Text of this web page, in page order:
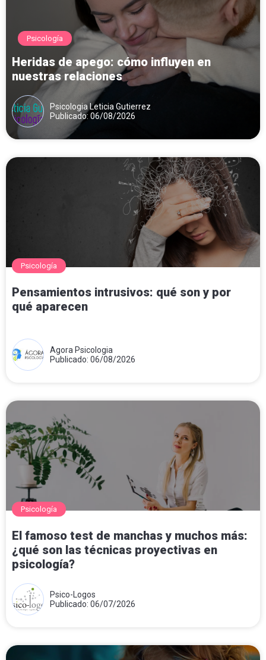
Psicología
Heridas de apego: cómo influyen en
nuestras relaciones
Psicologia Leticia Gutierrez
Publicado: 06/08/2026
Psicología
Pensamientos intrusivos: qué son y por
qué aparecen
Agora Psicologia
Publicado: 06/08/2026
Psicología
El famoso test de manchas y muchos más:
¿qué son las técnicas proyectivas en
psicología?
Psico-Logos
Publicado: 06/07/2026